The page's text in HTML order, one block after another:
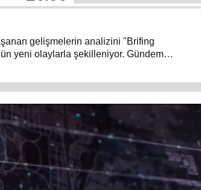
gelişmelerin analizini "Brifing
yeni olaylarla şekilleniyor. Gündem
dış politika, uluslararası güvenlik,
Saati"nde aranıyor. Brifing Saati,
ekranlarından izleyicileriyle buluşuyor…